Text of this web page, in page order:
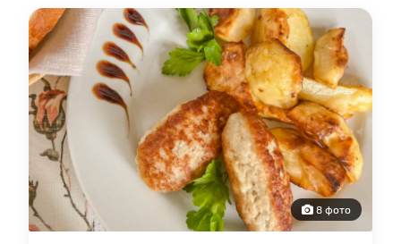
8 фото